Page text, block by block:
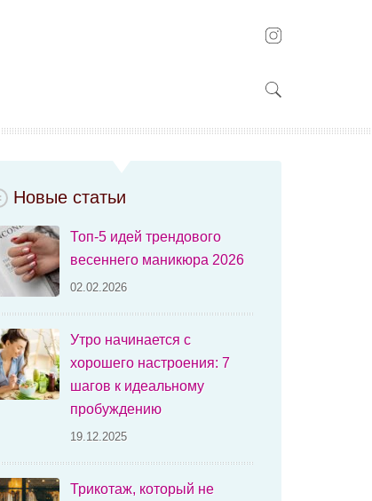
Новые статьи
Топ-5 идей трендового
весеннего маникюра 2026
02.02.2026
Утро начинается с
хорошего настроения: 7
шагов к идеальному
пробуждению
19.12.2025
Трикотаж, который не